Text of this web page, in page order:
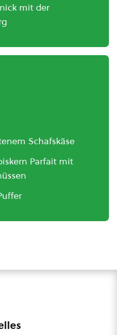
mit der
Schafskäse
Parfait mit